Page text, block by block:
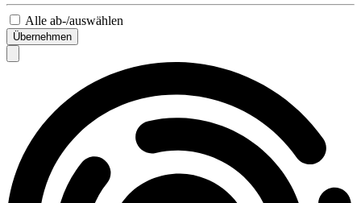
Alle ab-/auswählen
Übernehmen